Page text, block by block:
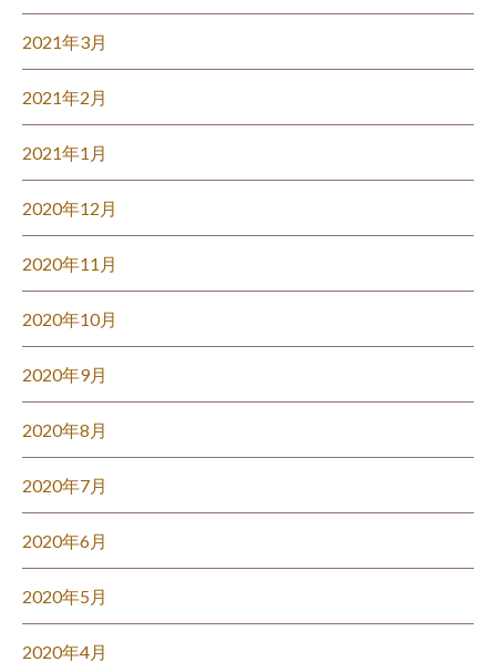
2021年3月
2021年2月
2021年1月
2020年12月
2020年11月
2020年10月
2020年9月
2020年8月
2020年7月
2020年6月
2020年5月
2020年4月